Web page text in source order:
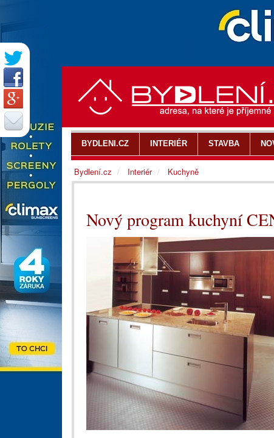
Nový program kuchyní
BYDLENI.CZ INTERIÉR STAVBA
Bydlení.cz Interiér Kuchyně